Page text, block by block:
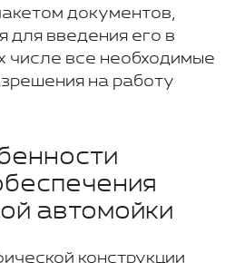
документов,
для введения его в
числе все необходимые
на работу
автомойки
конструкции